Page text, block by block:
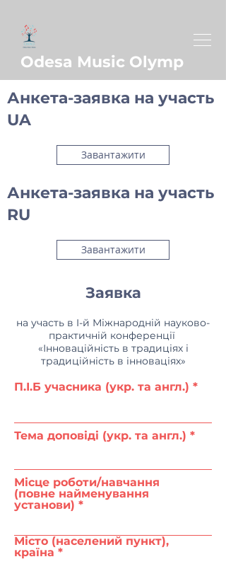
Odesa Music Olymp
Анкета-заявка на участь
UA
Завантажити
Анкета-заявка на участь
RU
Завантажити
Заявка
на участь в I-й Міжнародній науково-
практичній конференції
«Інноваційність в традиціях і
традиційність в інноваціях»
П.І.Б учасника (укр. та англ.)
Тема доповіді (укр. та англ.)
Місце роботи/навчання
(повне найменування
установи)
Місто (населений пункт),
країна